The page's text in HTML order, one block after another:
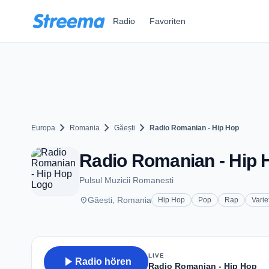
Radio Favoriten
Europa chevron_right Romania chevron_right Găești chevron_right Radio Romanian - Hip Hop
Radio Romanian - Hip
Pulsul Muzicii Romanesti
placeGăești, Romania Hip Hop Pop Rap
play_arrow Radio hören
LIVE
Radio Romanian - Hip Hop